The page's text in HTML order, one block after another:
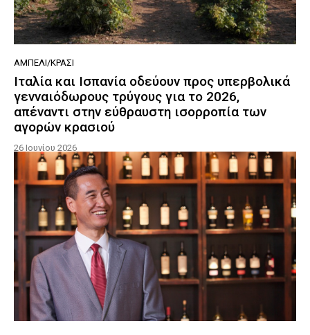
ΑΜΠΈΛΙ/ΚΡΑΣΊ
Ιταλία και Ισπανία οδεύουν προς υπερβολικά
γενναιόδωρους τρύγους για το 2026,
απέναντι στην εύθραυστη ισορροπία των
αγορών κρασιού
26 Ιουνίου 2026